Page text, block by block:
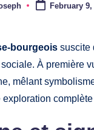
February 9,
bourgeois suscite
sociale. À première
mêlant
exploration